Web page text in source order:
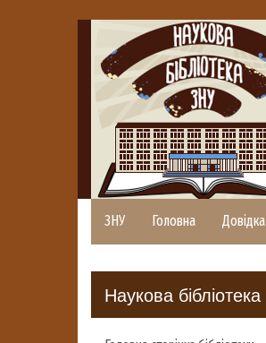
ЗНУ Головна Довідка
Наукова бібліотека